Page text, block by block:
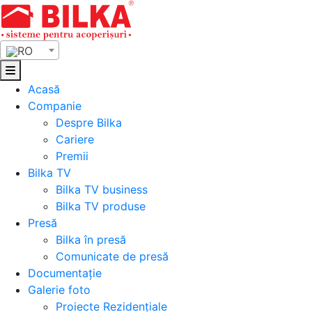
Skip
to
content
RO
Acasă
Companie
Despre Bilka
Cariere
Premii
Bilka TV
Bilka TV business
Bilka TV produse
Presă
Bilka în presă
Comunicate de presă
Documentație
Galerie foto
Proiecte Rezidențiale